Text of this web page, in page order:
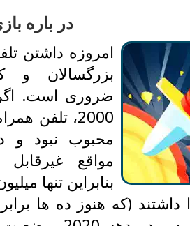
در باره
امروزه داشتن
بزرگسالان و
ضروری است.
2000، تلفن
محبوب نبود و
مواقع
بنابراین تنها
داشتند (که هنوز ده ها